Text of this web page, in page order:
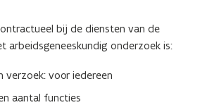
bij de diensten van de
arbeidsgeneeskundig onderzoek is:
verzoek: voor iedereen
aantal functies